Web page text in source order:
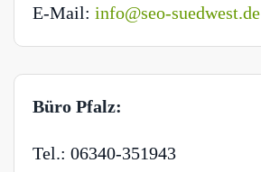
E-Mail: info@seo-suedwest.de
Büro Pfalz:
Tel.: 06340-351943